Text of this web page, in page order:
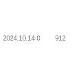
2024.10.14 0 912